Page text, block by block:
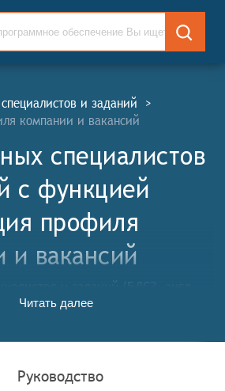
и заданий >
компании и вакансий
специалистов
c функцией
профиля
и вакансий
и заданий (БДСЗ, англ.
Databases, STS) – представляют
навыках и опыте специалистов, а
Эти базы данных обычно
Читать далее
Руководство